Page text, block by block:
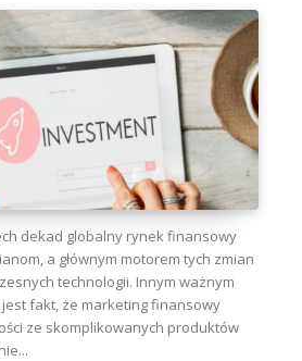
dekad globalny rynek finansowy
a głównym motorem tych zmian
technologii. Innym ważnym
fakt, że marketing finansowy
ze skomplikowanych produktów